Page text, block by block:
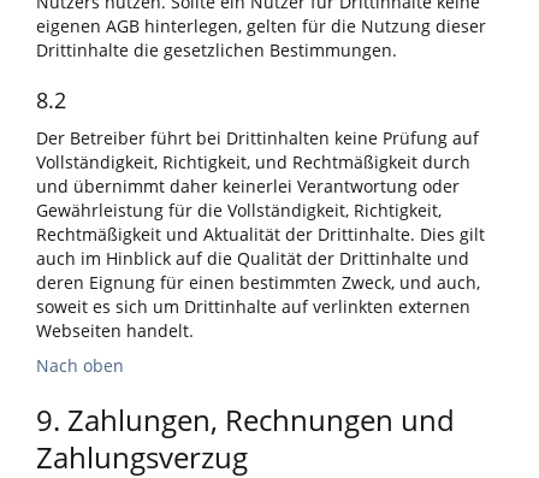
eigenen AGB hinterlegen, gelten für die Nutzung dieser
Drittinhalte die gesetzlichen Bestimmungen.
8.2
Der Betreiber führt bei Drittinhalten keine Prüfung auf
Vollständigkeit, Richtigkeit, und Rechtmäßigkeit durch
und übernimmt daher keinerlei Verantwortung oder
Gewährleistung für die Vollständigkeit, Richtigkeit,
Rechtmäßigkeit und Aktualität der Drittinhalte. Dies gilt
auch im Hinblick auf die Qualität der Drittinhalte und
deren Eignung für einen bestimmten Zweck, und auch,
soweit es sich um Drittinhalte auf verlinkten externen
Webseiten handelt.
Nach oben
9. Zahlungen, Rechnungen und
Zahlungsverzug